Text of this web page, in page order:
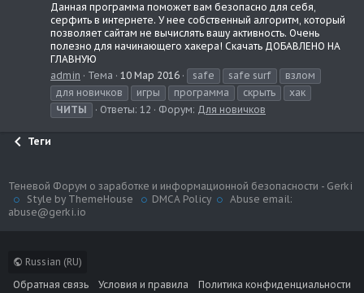
Данная программа поможет вам безопасно для себя,
серфить в интернете. У нее собственный алгоритм, который
позволяет сайтам не вычислять вашу активность. Очень
полезно для начинающего хакера! Скачать ДОБАВЛЕНО НА
ГЛАВНУЮ
admin
Тема 10 Мар 2016 safe safe surf
взлом
для новичков
игры программа скрыть
хак
ЧИТЫ
Ответы: 12 Форум: Для новичков
Теги
Russian (RU)
Обратная связь
Условия и правила Политика конфиденциальности
Теневой Форум о заработке и информационной безопасности - Gerki
Style by ThemeHouse
DMCA Policy
Abuse email:
abuse@gerki.io